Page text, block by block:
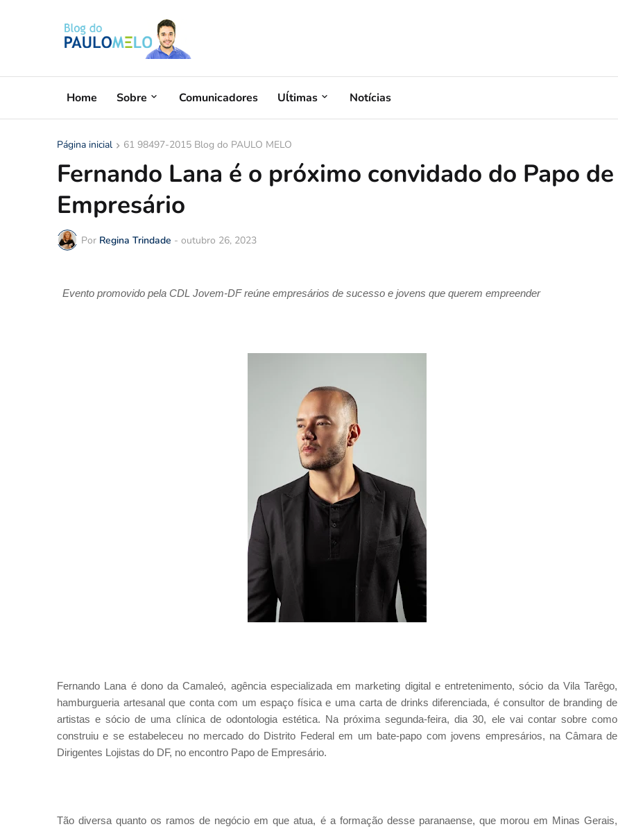
Home Sobre Comunicadores Uĺtimas Notícias
Página inicial 61 98497-2015 Blog do PAULO MELO
Fernando Lana é o próximo convidado do Papo de
Empresário
Por Regina Trindade - outubro 26, 2023
Evento promovido pela CDL Jovem-DF reúne empresários de sucesso e jovens que querem empreender
Fernando Lana é dono da Camaleó, agência especializada em marketing digital e entretenimento, sócio da Vila Tarêgo,
hamburgueria artesanal que conta com um espaço física e uma carta de drinks diferenciada, é consultor de branding de
artistas e sócio de uma clínica de odontologia estética. Na próxima segunda-feira, dia 30, ele vai contar sobre como
construiu e se estabeleceu no mercado do Distrito Federal em um bate-papo com jovens empresários, na Câmara de
Dirigentes Lojistas do DF, no encontro Papo de Empresário.
Tão diversa quanto os ramos de negócio em que atua, é a formação desse paranaense, que morou em Minas Gerais,